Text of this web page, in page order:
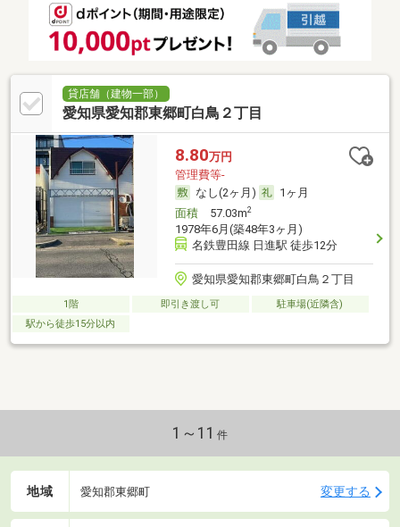
貸店舗（建物一部）
愛知県愛知郡東郷町白鳥２丁目
8.80万円
管理費等-
なし(2ヶ月)
1ヶ月
面積57.03m2
1978年6月(築48年3ヶ月)
名鉄豊田線 日進駅 徒歩12分
愛知県愛知郡東郷町白鳥２丁目
1階 即引き渡し可
駐車場(近隣含)
駅から徒歩15分以内
1～11 件
地域 愛知郡東郷町 変更する